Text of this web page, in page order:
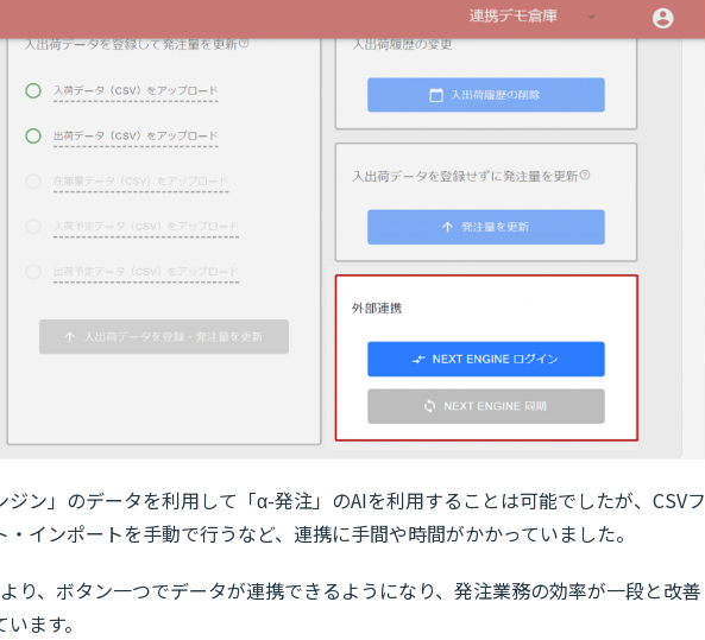
ン」のデータを利用して「α-発注」のAIを利用することは可能でしたが、CSVフ
インポートを手動で行うなど、連携に手間や時間がかかっていました。
り、ボタン一つでデータが連携できるようになり、発注業務の効率が一段と改善
ます。